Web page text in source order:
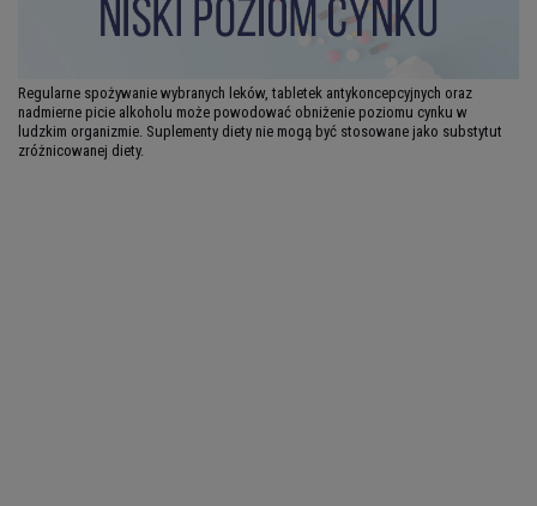
Regularne spożywanie wybranych leków, tabletek antykoncepcyjnych oraz
nadmierne picie alkoholu może powodować obniżenie poziomu cynku w
ludzkim organizmie. Suplementy diety nie mogą być stosowane jako substytut
zróżnicowanej diety.